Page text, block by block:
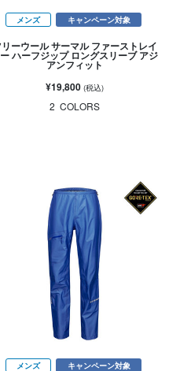
メンズ キャンペーン対象
ーウール サーマル ファーストレイ
ハーフジップ ロングスリーブ アジ
アンフィット
¥19,800 (税込)
2 COLORS
メンズ キャンペーン対象